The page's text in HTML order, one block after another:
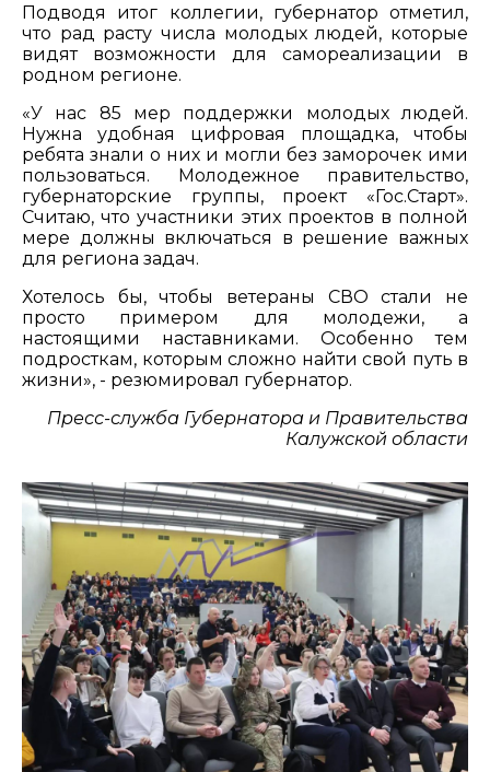
Подводя итог коллегии, губернатор отметил,
что рад расту числа молодых людей, которые
видят возможности для самореализации в
родном регионе.
«У нас 85 мер поддержки молодых людей.
Нужна удобная цифровая площадка, чтобы
ребята знали о них и могли без заморочек ими
пользоваться. Молодежное правительство,
губернаторские группы, проект «Гос.Старт».
Считаю, что участники этих проектов в полной
мере должны включаться в решение важных
для региона задач.
Хотелось бы, чтобы ветераны СВО стали не
просто примером для молодежи, а
настоящими наставниками. Особенно тем
подросткам, которым сложно найти свой путь в
жизни», - резюмировал губернатор.
Пресс-служба Губернатора и Правительства
Калужской области